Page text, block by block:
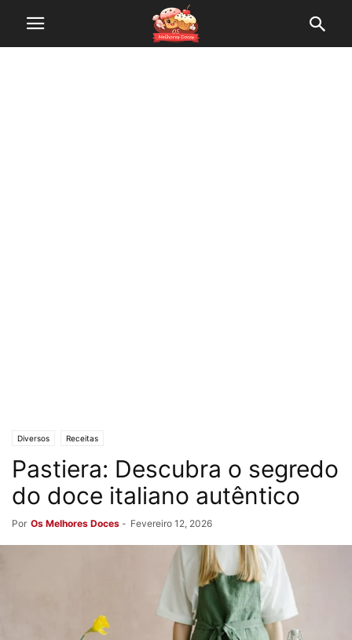
Diversos Receitas
Pastiera: Descubra o segredo
do doce italiano autêntico
Por Os Melhores Doces - Fevereiro 12, 2026